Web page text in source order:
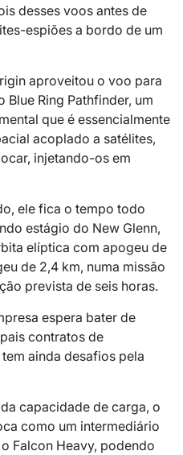
desses voos antes de
espiões a bordo de um
aproveitou o voo para
Blue Ring Pathfinder, um
que é essencialmente
acoplado a satélites,
injetando-os em
ele fica o tempo todo
estágio do New Glenn,
elíptica com apogeu de
de 2,4 km, numa missão
prevista de seis horas.
espera bater de
contratos de
ainda desafios pela
capacidade de carga, o
como um intermediário
Falcon Heavy, podendo